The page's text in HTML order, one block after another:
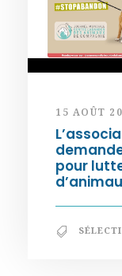
15 AOÛT
pour